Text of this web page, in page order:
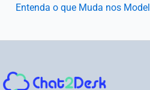
Entenda o que Muda nos
Instagram
Facebook